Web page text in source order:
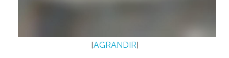
[AGRANDIR]